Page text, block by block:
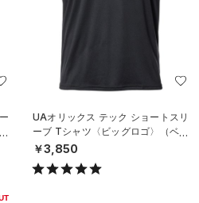
UAオリックス テック ショートスリ
ーブ Tシャツ〈ビッグロゴ〉（ベー
スボール/UNISEX）
￥3,850